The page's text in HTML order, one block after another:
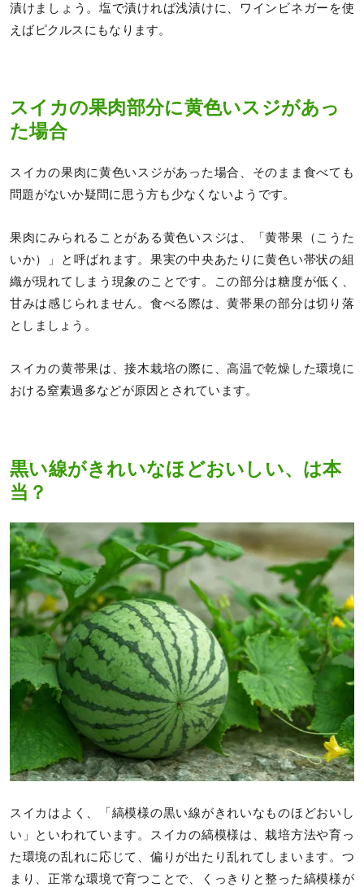
漬けましょう。塩で漬ければ浅漬けに、ワインビネガーを使
えばピクルスにもなります。
スイカの果肉部分に黄色いスジがあっ
た場合
スイカの果肉に黄色いスジがあった場合、そのまま食べても
問題がないか疑問に思う方も少なくないようです。
果肉にみられることがある黄色いスジは、「黄帯果（こうた
いか）」と呼ばれます。果実の中央あたりに黄色い帯状の組
織が現れてしまう現象のことです。この部分は糖度が低く、
甘みは感じられません。食べる際は、黄帯果の部分は切り落
としましょう。
スイカの黄帯果は、接木栽培の際に、高温で乾燥した環境に
おける窒素過多などが原因とされています。
黒い線がきれいなほどおいしい、は本
当？
スイカはよく、「縞模様の黒い線がきれいなものほどおいし
い」といわれています。スイカの縞模様は、栽培方法や育っ
た環境の乱れに応じて、偏りが出たり乱れてしまいます。つ
まり、正常な環境で育つことで、くっきりと整った縞模様が